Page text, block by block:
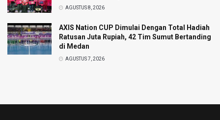
AGUSTUS 8, 2026
AXIS Nation CUP Dimulai Dengan Total Hadiah
Ratusan Juta Rupiah, 42 Tim Sumut Bertanding
di Medan
AGUSTUS 7, 2026